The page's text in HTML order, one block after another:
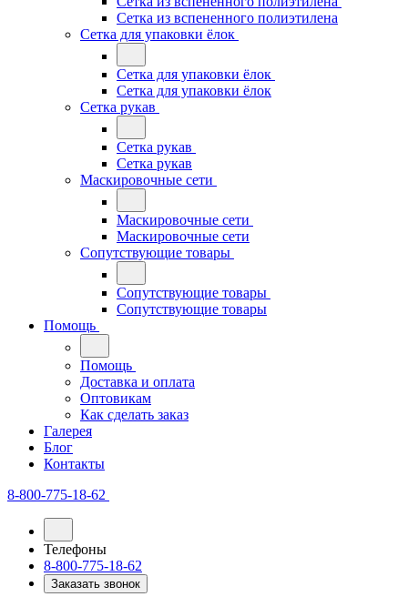
Сетка из вспененного полиэтилена
Сетка для упаковки ёлок
Сетка для упаковки ёлок
Сетка для упаковки ёлок
Сетка рукав
Сетка рукав
Сетка рукав
Маскировочные сети
Маскировочные сети
Маскировочные сети
Сопутствующие товары
Сопутствующие товары
Сопутствующие товары
Помощь
Помощь
Доставка и оплата
Оптовикам
Как сделать заказ
Галерея
Блог
Контакты
8-800-775-18-62
Телефоны
8-800-775-18-62
Заказать звонок